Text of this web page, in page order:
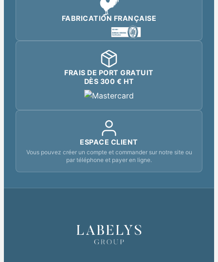
FABRICATION FRANÇAISE
FRAIS DE PORT GRATUIT
DÈS 300 € HT
ESPACE CLIENT
Vous pouvez créer un compte et commander sur notre site ou
par téléphone et payer en ligne.